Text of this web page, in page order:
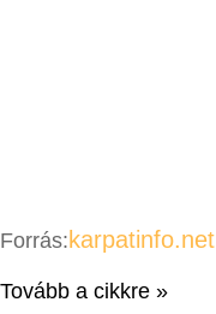
Forrás: karpatinfo.net
Tovább a cikkre »